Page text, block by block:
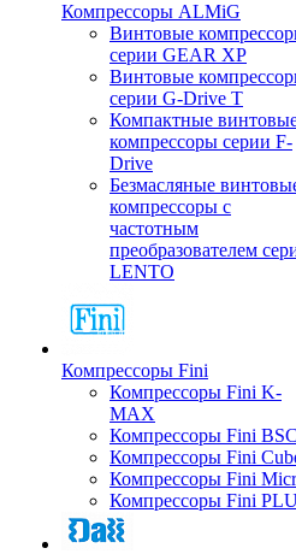
Компрессоры ALMiG
Винтовые
серии GEAR XP
Винтовые
серии G-Drive T
Компактные
компрессоры серии F-
Drive
Безмасляные
компрессоры с
частотным
преобразователем
LENTO
Компрессоры Fini
Компрессоры Fini K-
MAX
Компрессоры Fini BSC
Компрессоры Fini
Компрессоры Fini
Компрессоры Fini